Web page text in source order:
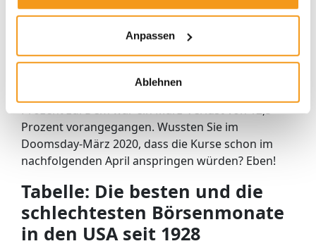
Anpassen
Ablehnen
einem Minus von 25 Prozent, folgte das
Monatsplus von 14,1 Prozent im April 1938.
Dass die Aktienkurse oft nach einer Baisse
anspringen, war auch jüngst zu beobachten. Im
Prozent zu. Dem war ein März-Verlust von 12,5
Prozent vorangegangen. Wussten Sie im
Doomsday-März 2020, dass die Kurse schon im
nachfolgenden April anspringen würden? Eben!
Tabelle: Die besten und die
schlechtesten Börsenmonate
in den USA seit 1928